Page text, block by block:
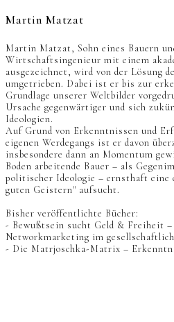
Martin Matzat
Martin Matzat, Sohn eines Bauern
Wirtschaftsingenieur mit einem
ausgezeichnet, wird von der Lösung
umgetrieben. Dabei ist er bis zur
Grundlage unserer Weltbilder
Ursache gegenwärtiger und sich
Ideologien.
Auf Grund von Erkenntnissen und
eigenen Werdegangs ist er davon
insbesondere dann an Momentum
Boden arbeitende Bauer – als
politischer Ideologie – ernsthaft eine
guten Geistern" aufsucht.
Bisher veröffentlichte Bücher:
- Bewußtsein sucht Geld & Freiheit
Networkmarketing im
- Die Matrjoschka-Matrix –